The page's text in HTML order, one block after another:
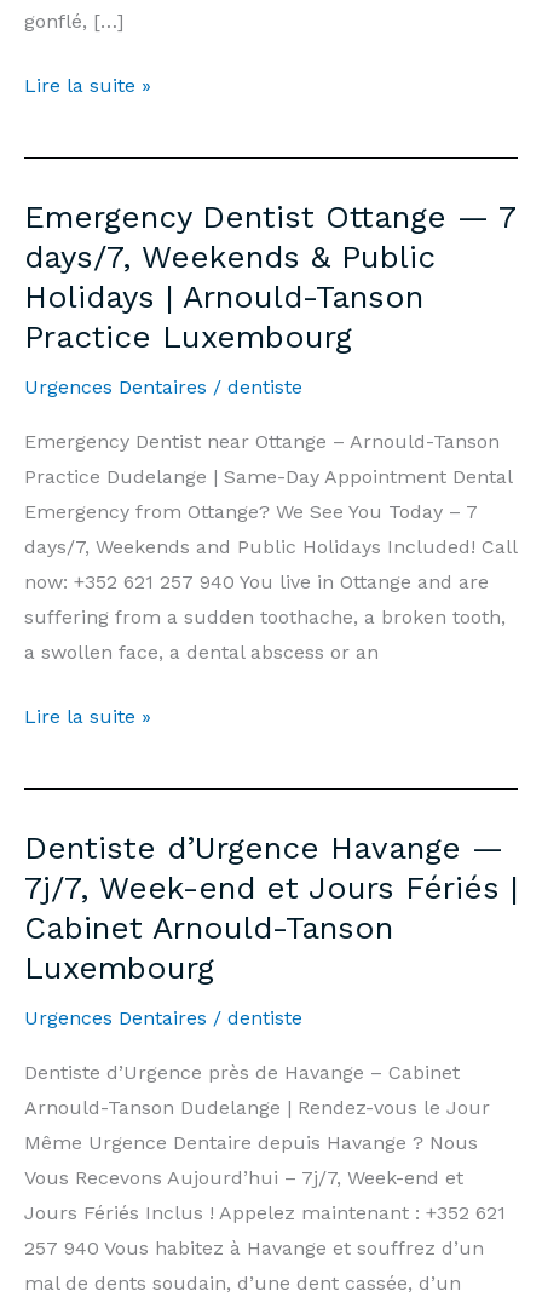
gonflé, […]
Dentiste
Ottange
7j/7,
Week-
end
et
Fériés
|
Cabinet
Arnould-
Tanson
Luxembourg
Lire la suite »
Emergency Dentist Ottange — 7
days/7, Weekends & Public
Holidays | Arnould-Tanson
Practice Luxembourg
Urgences Dentaires / dentiste
Emergency Dentist near Ottange – Arnould-Tanson
Practice Dudelange | Same-Day Appointment Dental
Emergency from Ottange? We See You Today – 7
days/7, Weekends and Public Holidays Included! Call
now: +352 621 257 940 You live in Ottange and are
suffering from a sudden toothache, a broken tooth,
a swollen face, a dental abscess or an
Emergency
Ottange
7
days/7,
Weekends
&
Holidays
|
Arnould-
Tanson
Practice
Luxembourg
Lire la suite »
Dentiste d’Urgence Havange —
7j/7, Week-end et Jours Fériés |
Cabinet Arnould-Tanson
Luxembourg
Urgences Dentaires / dentiste
Dentiste d’Urgence près de Havange – Cabinet
Arnould-Tanson Dudelange | Rendez-vous le Jour
Même Urgence Dentaire depuis Havange ? Nous
Vous Recevons Aujourd’hui – 7j/7, Week-end et
Jours Fériés Inclus ! Appelez maintenant : +352 621
257 940 Vous habitez à Havange et souffrez d’un
mal de dents soudain, d’une dent cassée, d’un